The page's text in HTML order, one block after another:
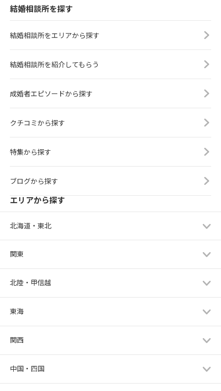
結婚相談所を探す
結婚相談所をエリアから探す
結婚相談所を紹介してもらう
成婚者エピソードから探す
クチコミから探す
特集から探す
ブログから探す
エリアから探す
北海道・東北
関東
北陸・甲信越
東海
関西
中国・四国